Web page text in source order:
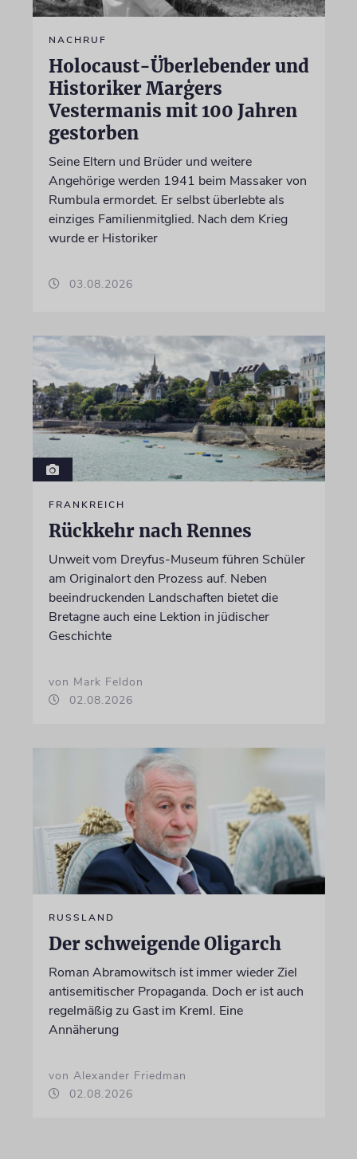
NACHRUF
Holocaust-Überlebender und
Historiker Marģers
Vestermanis mit 100 Jahren
gestorben
Seine Eltern und Brüder und weitere
Angehörige werden 1941 beim Massaker von
Rumbula ermordet. Er selbst überlebte als
einziges Familienmitglied. Nach dem Krieg
wurde er Historiker
03.08.2026
FRANKREICH
Rückkehr nach Rennes
Unweit vom Dreyfus-Museum führen Schüler
am Originalort den Prozess auf. Neben
beeindruckenden Landschaften bietet die
Bretagne auch eine Lektion in jüdischer
Geschichte
von Mark Feldon
02.08.2026
RUSSLAND
Der schweigende Oligarch
Roman Abramowitsch ist immer wieder Ziel
antisemitischer Propaganda. Doch er ist auch
regelmäßig zu Gast im Kreml. Eine
Annäherung
von Alexander Friedman
02.08.2026